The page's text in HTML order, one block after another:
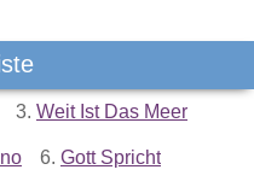
3. Weit Ist Das Meer
6. Gott Spricht